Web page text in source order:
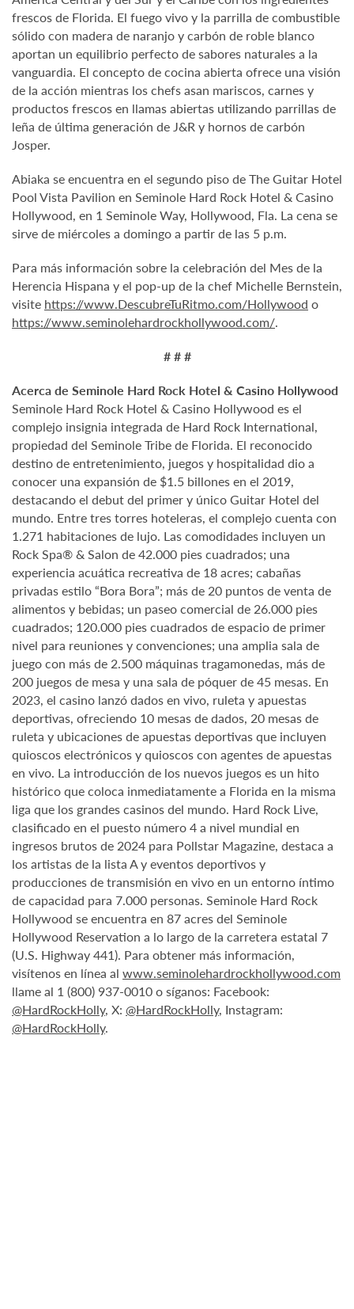
frescos de Florida. El fuego vivo y la parrilla de combustible
sólido con madera de naranjo y carbón de roble blanco
aportan un equilibrio perfecto de sabores naturales a la
vanguardia. El concepto de cocina abierta ofrece una visión
de la acción mientras los chefs asan mariscos, carnes y
productos frescos en llamas abiertas utilizando parrillas de
leña de última generación de J&R y hornos de carbón
Josper.
Abiaka se encuentra en el segundo piso de The Guitar Hotel
Pool Vista Pavilion en Seminole Hard Rock Hotel & Casino
Hollywood, en 1 Seminole Way, Hollywood, Fla. La cena se
sirve de miércoles a domingo a partir de las 5 p.m.
Para más información sobre la celebración del Mes de la
Herencia Hispana y el pop-up de la chef Michelle Bernstein,
visite https://www.DescubreTuRitmo.com/Hollywood o
https://www.seminolehardrockhollywood.com/.
# # #
Acerca de Seminole Hard Rock Hotel & Casino Hollywood
Seminole Hard Rock Hotel & Casino Hollywood es el
complejo insignia integrada de Hard Rock International,
propiedad del Seminole Tribe de Florida. El reconocido
destino de entretenimiento, juegos y hospitalidad dio a
conocer una expansión de $1.5 billones en el 2019,
destacando el debut del primer y único Guitar Hotel del
mundo. Entre tres torres hoteleras, el complejo cuenta con
1.271 habitaciones de lujo. Las comodidades incluyen un
Rock Spa® & Salon de 42.000 pies cuadrados; una
experiencia acuática recreativa de 18 acres; cabañas
privadas estilo “Bora Bora”; más de 20 puntos de venta de
alimentos y bebidas; un paseo comercial de 26.000 pies
cuadrados; 120.000 pies cuadrados de espacio de primer
nivel para reuniones y convenciones; una amplia sala de
juego con más de 2.500 máquinas tragamonedas, más de
200 juegos de mesa y una sala de póquer de 45 mesas. En
2023, el casino lanzó dados en vivo, ruleta y apuestas
deportivas, ofreciendo 10 mesas de dados, 20 mesas de
ruleta y ubicaciones de apuestas deportivas que incluyen
quioscos electrónicos y quioscos con agentes de apuestas
en vivo. La introducción de los nuevos juegos es un hito
histórico que coloca inmediatamente a Florida en la misma
liga que los grandes casinos del mundo. Hard Rock Live,
clasificado en el puesto número 4 a nivel mundial en
ingresos brutos de 2024 para Pollstar Magazine, destaca a
los artistas de la lista A y eventos deportivos y
producciones de transmisión en vivo en un entorno íntimo
de capacidad para 7.000 personas. Seminole Hard Rock
Hollywood se encuentra en 87 acres del Seminole
Hollywood Reservation a lo largo de la carretera estatal 7
(U.S. Highway 441). Para obtener más información,
visítenos en línea al www.seminolehardrockhollywood.com
llame al 1 (800) 937-0010 o síganos: Facebook:
@HardRockHolly, X: @HardRockHolly, Instagram:
@HardRockHolly.